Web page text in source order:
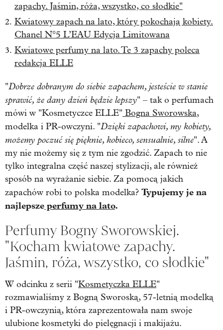
zapachy. Jaśmin, róża, wszystko, co słodkie"
Kwiatowy zapach na lato, który pokochają kobiety.
Chanel N°5 L’EAU Edycja Limitowana
Kwiatowe perfumy na lato. Te 3 zapachy poleca
redakcja ELLE
"Dobrze dobranym do siebie zapachem, jesteście w stanie
sprawić, że dany dzień będzie lepszy" – tak o perfumach
mówi w "Kosmetyczce ELLE" Bogna Sworowska,
modelka i PR-owczyni. "Dzięki zapachowi, my kobiety,
możemy poczuć się pięknie, kobieco, sensualnie, silne". A
my nie możemy się z tym nie zgodzić. Zapach to nie
tylko integralna część naszej stylizacji, ale również
sposób na wyrażanie siebie. Za pomocą jakich
zapachów robi to polska modelka? Typujemy je na
najlepsze perfumy na lato.
Perfumy Bogny Sworowskiej.
"Kocham kwiatowe zapachy.
Jaśmin, róża, wszystko, co słodkie"
W odcinku z serii "Kosmetyczka ELLE"
rozmawialiśmy z Bogną Sworoską, 57-letnią modelką
i PR-owczynią, która zaprezentowała nam swoje
ulubione kosmetyki do pielęgnacji i makijażu.